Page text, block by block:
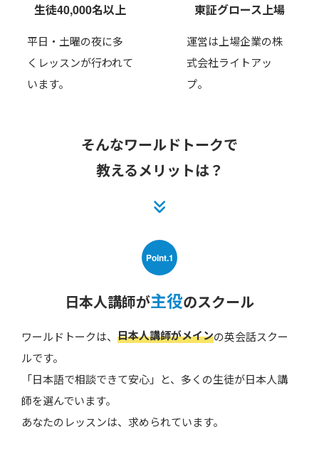
生徒40,000名以上
平日・土曜の夜に多
くレッスンが行われて
います。
東証グロース上場
運営は上場企業の株
式会社ライトアッ
プ。
そんなワールドトークで
教えるメリットは？
Point.1
日本人講師が主役のスクール
ワールドトークは、 日本人講師がメインの英会話スクー
ルです。
「日本語で相談できて安心」と、多くの生徒が日本人講
師を選んでいます。
あなたのレッスンは、求められています。